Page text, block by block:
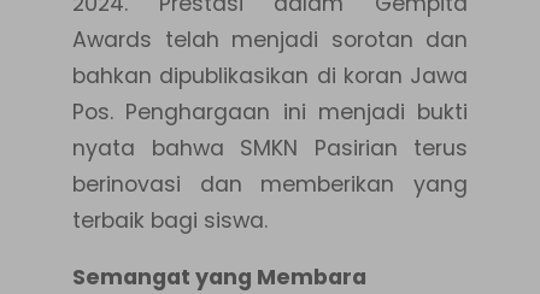
Awards telah menjadi sorotan dan
bahkan dipublikasikan di koran Jawa
Pos. Penghargaan ini menjadi bukti
nyata bahwa SMKN Pasirian terus
berinovasi dan memberikan yang
terbaik bagi siswa.
Semangat yang Membara